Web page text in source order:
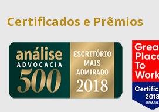
Certificados e Prêmios